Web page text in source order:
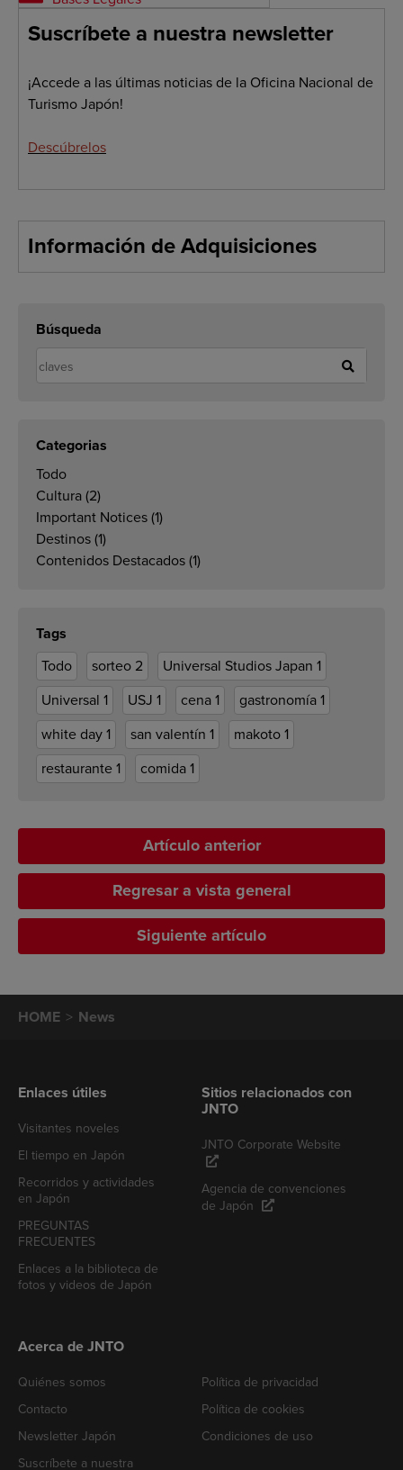
Suscríbete a nuestra newsletter
¡Accede a las últimas noticias de la Oficina Nacional de
Turismo Japón!
Descúbrelos
Información de Adquisiciones
Búsqueda
Categorias
Todo
Cultura (2)
Important Notices (1)
Destinos (1)
Contenidos Destacados (1)
Tags
Todo
sorteo 2 Universal Studios Japan 1
Universal 1 USJ 1 cena 1 gastronomía 1
white day 1 san valentín 1 makoto 1
restaurante 1 comida 1
Artículo anterior
Regresar a vista general
Siguiente artículo
HOME News
Enlaces útiles
Visitantes noveles
El tiempo en Japón
Recorridos y actividades
en Japón
PREGUNTAS
FRECUENTES
Enlaces a la biblioteca de
fotos y videos de Japón
Sitios relacionados con
JNTO
JNTO Corporate Website
Agencia de convenciones
de Japón
Acerca de JNTO
Quiénes somos
Contacto
Newsletter Japón
Suscríbete a nuestra
Política de privacidad
Política de cookies
Condiciones de uso